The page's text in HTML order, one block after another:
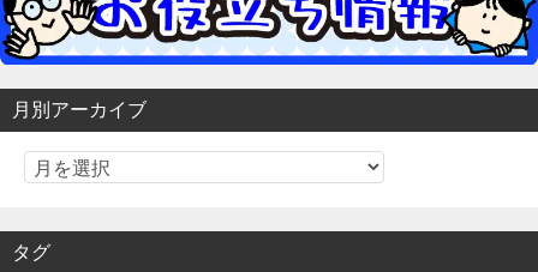
月別アーカイブ
タグ